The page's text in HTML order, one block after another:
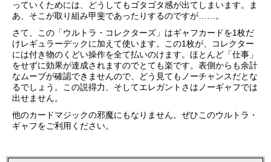
っていくためには、どうしてもゴタゴタ感が出てしまいます。ま
あ、そこが取り組み甲斐であったりするのですが……。
さて、この「ウルトラ・コレクターズ」はギャフカードを1枚だ
けレギュラーデックに加えて使います。この1枚が、コレクター
には付き物のくどい操作を全て払いのけます。ほとんど「仕事」
をせずに効果が達成されますのでとても楽です。表側からも余計
なムーブが確認できませんので、どう見てもノーチャンスだとな
るでしょう。この説得力、そしてエレガントさはノーギャフでは
出せません。
他のカードマジックの邪魔にもなりません。ぜひこのウルトラ・
ギャフをご利用ください。